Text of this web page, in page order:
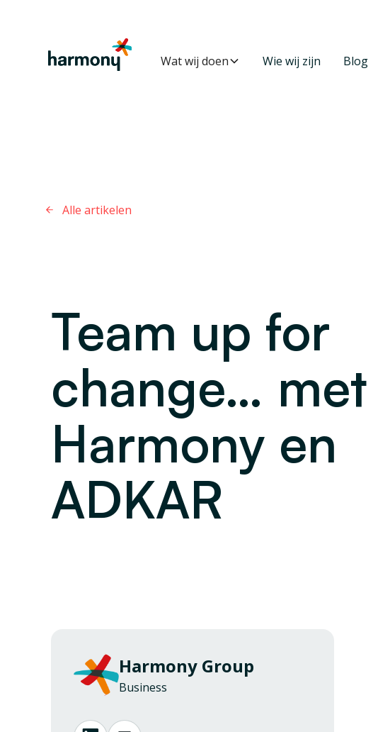
Wat wij doen Wie wij zijn Blog
Alle artikelen
Team up for
change… met
Harmony en
ADKAR
Harmony Group
Business